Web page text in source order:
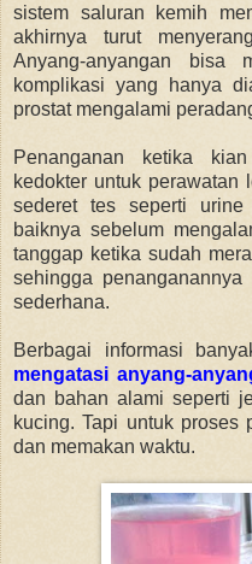
sistem saluran kemih
akhirnya turut
Anyang-anyangan bisa
komplikasi yang hanya
prostat mengalami
Penanganan ketika
kedokter untuk perawatan
sederet tes seperti
baiknya sebelum
tanggap ketika sudah
sehingga
sederhana.
Berbagai informasi
mengatasi anyang-
dan bahan alami seperti
kucing. Tapi untuk proses
dan memakan waktu.